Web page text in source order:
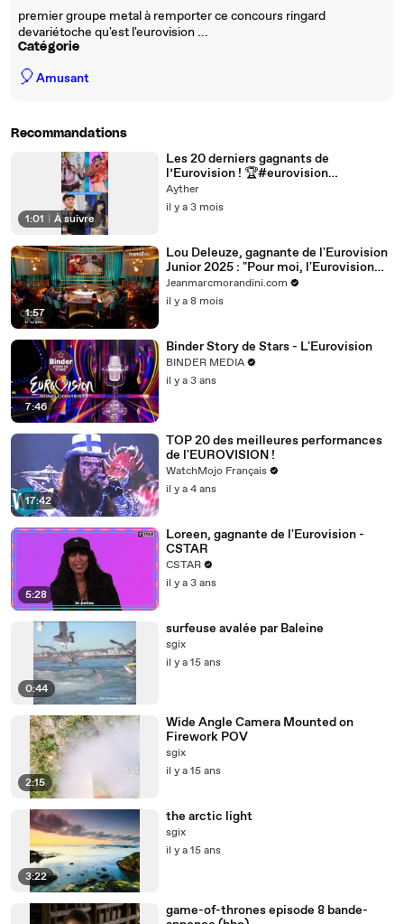
premier groupe metal à remporter ce concours ringard
devariétoche qu'est l'eurovision ...
Catégorie
🎈Amusant
Recommandations
1:01 À suivre
Les 20 derniers gagnants de
l’Eurovision ! 🏆#eurovision
#eurovision2026 #dara #maneskin
#conchitawurst
Ayther
il y a 3 mois
1:57
Lou Deleuze, gagnante de l'Eurovision
Junior 2025 : "Pour moi, l'Eurovision
n'était pas un concours à absolument
gagner..."
Jeanmarcmorandini.com
il y a 8 mois
7:46
Binder Story de Stars - L'Eurovision
BINDER MEDIA
il y a 3 ans
17:42
TOP 20 des meilleures performances
de l'EUROVISION !
WatchMojo Français
il y a 4 ans
5:28
Loreen, gagnante de l'Eurovision -
CSTAR
CSTAR
il y a 3 ans
0:44
surfeuse avalée par Baleine
sgix
il y a 15 ans
2:15
Wide Angle Camera Mounted on
Firework POV
sgix
il y a 15 ans
3:22
the arctic light
sgix
il y a 15 ans
game-of-thrones episode 8 bande-